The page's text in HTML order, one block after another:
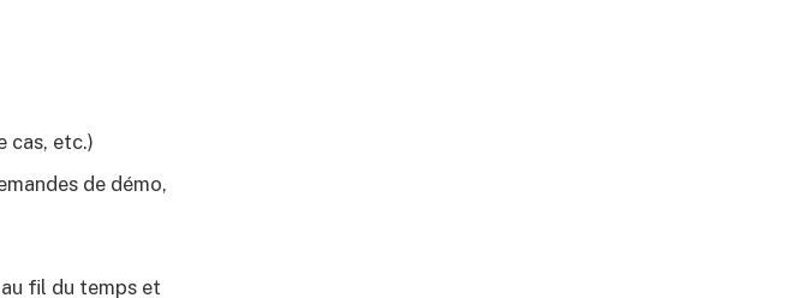
cas, etc.)
de démo,
fil du temps et